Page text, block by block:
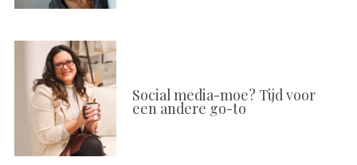
Social media-moe? Tijd voor
een andere go-to